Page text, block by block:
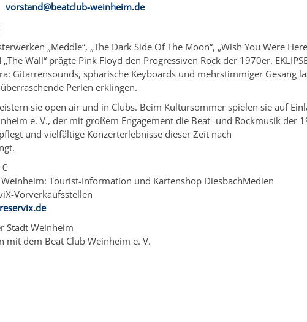
vorstand@beatclub-weinheim.de
„Meddle“, „The Dark Side Of The Moon“, „Wish You Were
„The Wall“ prägte Pink Floyd den Progressiven Rock der 1970er.
Gitarrensounds, sphärische Keyboards und mehrstimmiger Gesang
Perlen erklingen.
sie open air und in Clubs. Beim Kultursommer spielen sie auf
e. V., der mit großem Engagement die Beat- und Rockmusik der
und vielfältige Konzerterlebnisse dieser Zeit nach
Tourist-Information und Kartenshop DiesbachMedien
Vorverkaufsstellen
Stadt Weinheim
mit dem Beat Club Weinheim e. V.